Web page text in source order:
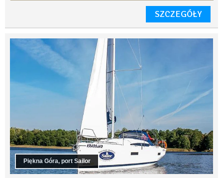
SZCZEGÓŁY
Piękna Góra, port Sailor